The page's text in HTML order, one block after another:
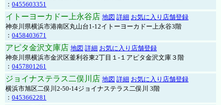
： 0455603351
イトーヨーカドー上永谷店 地図 詳細 お気に入り店舗登録
神奈川県横浜市港南区丸山台1-12イトーヨーカドー上永谷3階
： 0458403671
アピタ金沢文庫店 地図 詳細 お気に入り店舗登録
神奈川県横浜市金沢区釜利谷東2丁目１-１アピタ金沢文庫３階
： 0457801261
ジョイナステラス二俣川店 地図 詳細 お気に入り店舗登録
横浜市旭区二俣川2-50-14ジョイナステラス二俣川 3階
： 0453662281